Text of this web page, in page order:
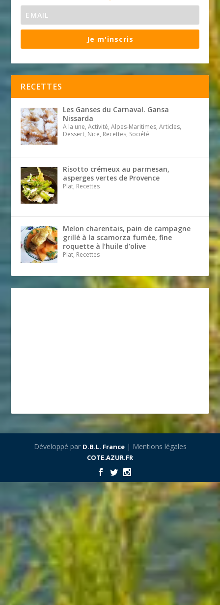
Je m'inscris
RECETTES
Les Ganses du Carnaval. Gansa
Nissarda
A la une, Activité, Alpes-Maritimes, Articles,
Dessert, Nice, Recettes, Société
Risotto crémeux au parmesan,
asperges vertes de Provence
Plat, Recettes
Melon charentais, pain de campagne
grillé à la scamorza fumée, fine
roquette à l’huile d’olive
Plat, Recettes
Développé par D.B.L. France| Mentions légales
COTE.AZUR.FR